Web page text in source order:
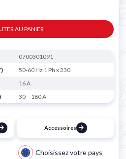
AU PANIER
0700301091
50-60 Hz 1 Ph x 230
16 A
30 – 180 A
Accessoires
Choisissez votre pays